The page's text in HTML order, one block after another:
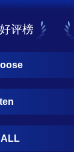
标依据，评
前十名分别
、保尔园艺
盟/Dümmen
SAKATA、御
盆栽什么牌
单可供您作为
的数据提供芦
。(榜单每月
好评榜